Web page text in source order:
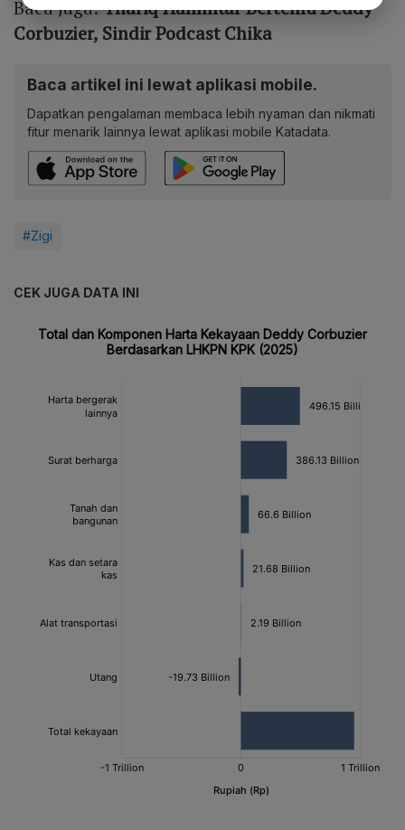
Baca Juga:Thariq Halilintar Bertemu Deddy
Corbuzier, Sindir Podcast Chika
Baca artikel ini lewat aplikasi mobile.
Dapatkan pengalaman membaca lebih nyaman dan nikmati
fitur menarik lainnya lewat aplikasi mobile Katadata.
#Zigi
CEK JUGA DATA INI